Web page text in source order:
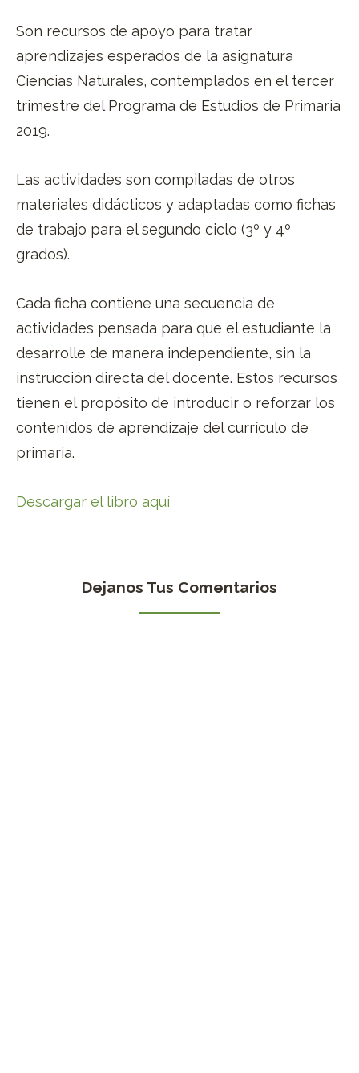
Son recursos de apoyo para tratar
aprendizajes esperados de la asignatura
Ciencias Naturales, contemplados en el tercer
trimestre del Programa de Estudios de Primaria
2019.
Las actividades son compiladas de otros
materiales didácticos y adaptadas como fichas
de trabajo para el segundo ciclo (3º y 4º
grados).
Cada ficha contiene una secuencia de
actividades pensada para que el estudiante la
desarrolle de manera independiente, sin la
instrucción directa del docente. Estos recursos
tienen el propósito de introducir o reforzar los
contenidos de aprendizaje del currículo de
primaria.
Descargar el libro aquí
Dejanos Tus Comentarios